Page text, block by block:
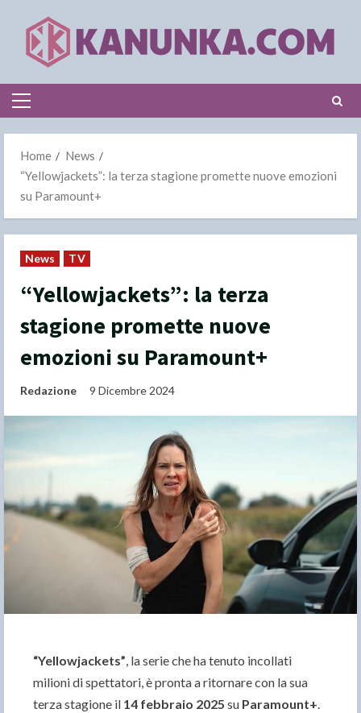
content
Primary
Home
News
“Yellowjackets”: la terza stagione promette nuove emozioni
su Paramount+
News TV
“Yellowjackets”: la terza
stagione promette nuove
emozioni su Paramount+
Redazione 9 Dicembre 2024
“Yellowjackets”, la serie che ha tenuto incollati
milioni di spettatori, è pronta a ritornare con la sua
terza stagione il 14 febbraio 2025 su Paramount+.